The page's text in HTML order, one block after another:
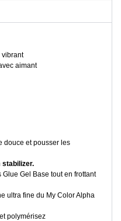
vibrant
aimant
douce et pousser les
stabilizer.
Gel Base tout en frottant
ultra fine du My Color Alpha
polymérisez